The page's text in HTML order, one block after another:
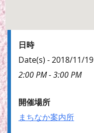
日時
Date(s) - 2018/11/19
2:00 PM - 3:00 PM
開催場所
まちなか案内所